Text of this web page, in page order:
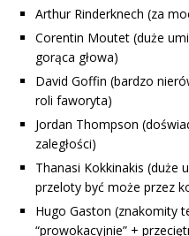
Arthur Rinderknech (za
Corentin Moutet (duże
gorąca głowa)
David Goffin (bardzo
roli faworyta)
Jordan Thompson
zaległości)
Thanasi Kokkinakis (duże
przeloty być może przez
Hugo Gaston (znakomity
“prowokacyjnie” +